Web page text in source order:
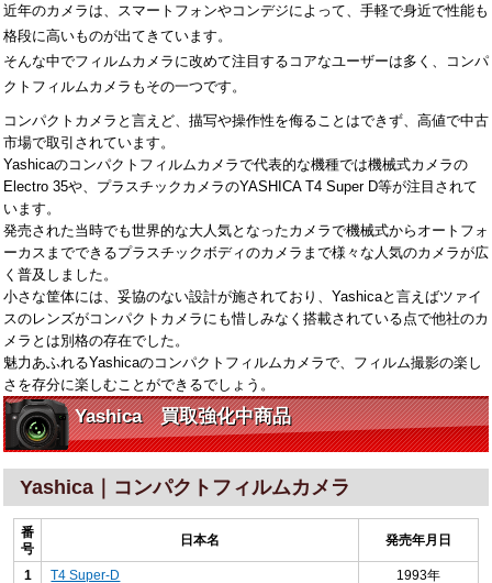
近年のカメラは、スマートフォンやコンデジによって、手軽で身近で性能も
格段に高いものが出てきています。
そんな中でフィルムカメラに改めて注目するコアなユーザーは多く、コンパ
クトフィルムカメラもその一つです。
コンパクトカメラと言えど、描写や操作性を侮ることはできず、高値で中古
市場で取引されています。
Yashicaのコンパクトフィルムカメラで代表的な機種では機械式カメラの
Electro 35や、プラスチックカメラのYASHICA T4 Super D等が注目されて
います。
発売された当時でも世界的な大人気となったカメラで機械式からオートフォ
ーカスまでできるプラスチックボディのカメラまで様々な人気のカメラが広
く普及しました。
小さな筐体には、妥協のない設計が施されており、Yashicaと言えばツァイ
スのレンズがコンパクトカメラにも惜しみなく搭載されている点で他社のカ
メラとは別格の存在でした。
魅力あふれるYashicaのコンパクトフィルムカメラで、フィルム撮影の楽し
さを存分に楽しむことができるでしょう。
Yashica 買取強化中商品
Yashica｜コンパクトフィルムカメラ
番
号
日本名 発売年月日
1 T4 Super-D 1993年